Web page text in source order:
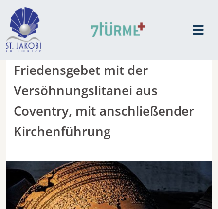
Friedensgebet mit der
Versöhnungslitanei aus
Coventry, mit anschließender
Kirchenführung